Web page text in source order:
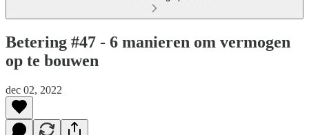
Betering #47 - 6 manieren om vermogen
op te bouwen
dec 02, 2022